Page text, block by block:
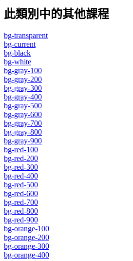
此類別中的其他課程
bg-transparent
bg-current
bg-black
bg-white
bg-gray-100
bg-gray-200
bg-gray-300
bg-gray-400
bg-gray-500
bg-gray-600
bg-gray-700
bg-gray-800
bg-gray-900
bg-red-100
bg-red-200
bg-red-300
bg-red-400
bg-red-500
bg-red-600
bg-red-700
bg-red-800
bg-red-900
bg-orange-100
bg-orange-200
bg-orange-300
bg-orange-400